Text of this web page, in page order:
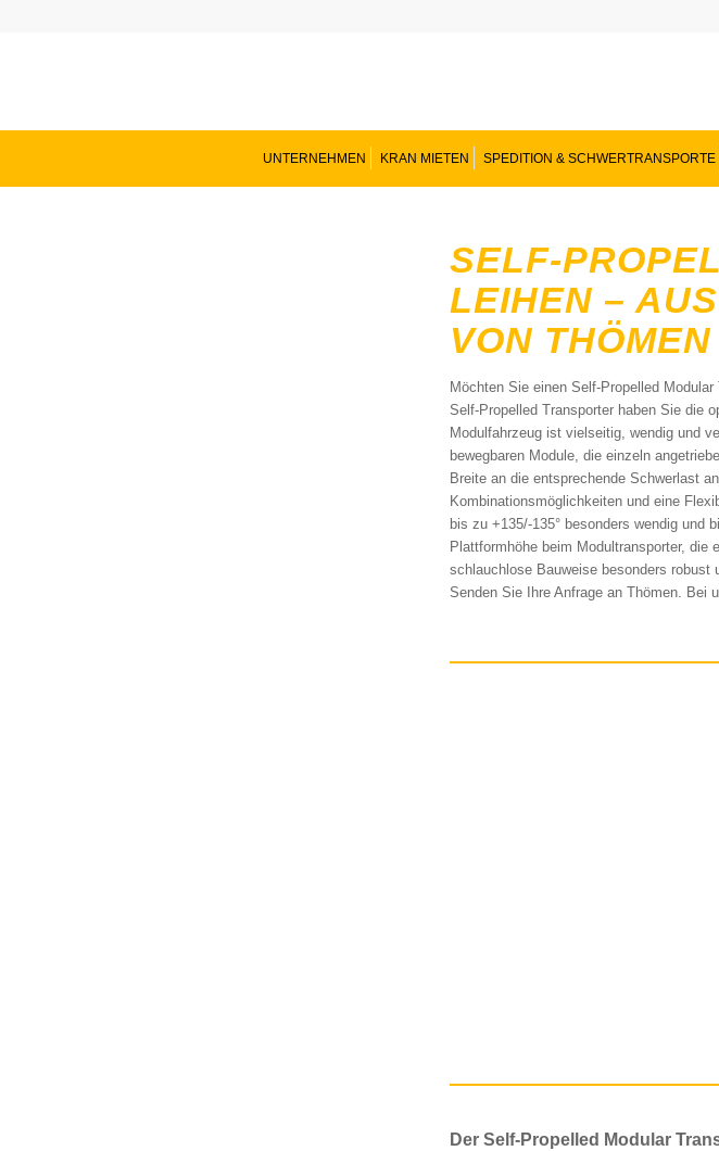
UNTERNEHMEN KRAN MIETEN SPEDITION & SCHWERTRANSPORTE
SELF-
LEIHEN –
VON THÖMEN
Möchten Sie einen Self-Propelled
Self-Propelled Transporter haben Sie die
Modulfahrzeug ist vielseitig, wendig und
bewegbaren Module, die einzeln
Breite an die entsprechende Schwerlast
Kombinationsmöglichkeiten und eine
bis zu +135/-135° besonders wendig und
Plattformhöhe beim Modultransporter, die
schlauchlose Bauweise besonders
Senden Sie Ihre Anfrage an Thömen. Bei
Der Self-Propelled Modular